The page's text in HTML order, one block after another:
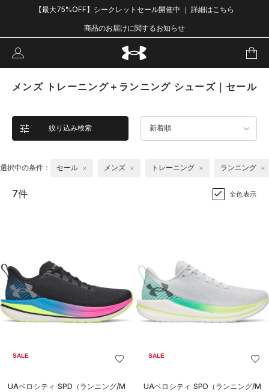
【最大75%OFF】シークレットセール開催中 ｜ 詳細はこちら
商品のお届けに関するお知らせ
メンズ トレーニング＋ランニング シューズ｜セール
絞り込み検索 新着順
選択中の条件： セール メンズ トレーニング ランニング
7件 全色表示
SALE
UAベロシティ SPD（ランニング/M
SALE
UAベロシティ SPD（ランニング/M